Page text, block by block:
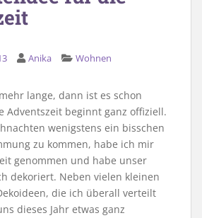
Anika Wohnen
lange, dann ist es schon
Adventszeit beginnt ganz offiziell.
wenigstens ein bisschen
zu kommen, habe ich mir
genommen und habe unser
dekoriert. Neben vielen kleinen
die ich überall verteilt
dieses Jahr etwas ganz